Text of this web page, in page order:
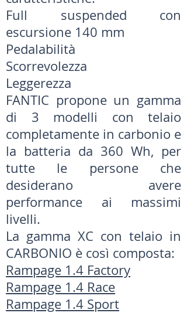
Full suspended con
escursione 140 mm
Pedalabilità
Scorrevolezza
Leggerezza
FANTIC propone un gamma
di 3 modelli con telaio
completamente in carbonio e
la batteria da 360 Wh, per
tutte le persone che
desiderano avere
performance ai massimi
livelli.
La gamma XC con telaio in
CARBONIO è così composta:
Rampage 1.4 Factory
Rampage 1.4 Race
Rampage 1.4 Sport